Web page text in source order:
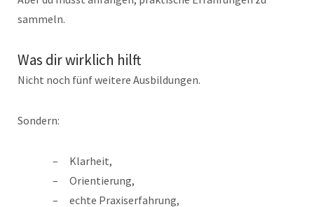
sammeln.
Was dir wirklich hilft
Nicht noch fünf weitere Ausbildungen.
Sondern:
Klarheit,
Orientierung,
echte Praxiserfahrung,